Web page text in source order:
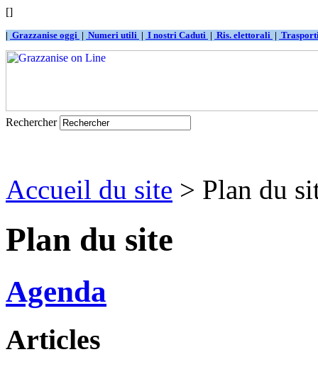
[]
| Grazzanise oggi | Numeri utili | I nostri Caduti | Ris. elettorali |
Rechercher
Accueil du site > Plan du
Plan du site
Agenda
Articles